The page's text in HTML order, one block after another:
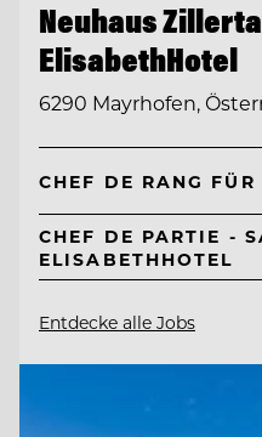
Neuhaus
ElisabethHotel
6290 Mayrhofen,
CHEF DE RANG
CHEF DE PARTIE - SAUCIER IM
ELISABETHHOTEL
Entdecke alle Jobs